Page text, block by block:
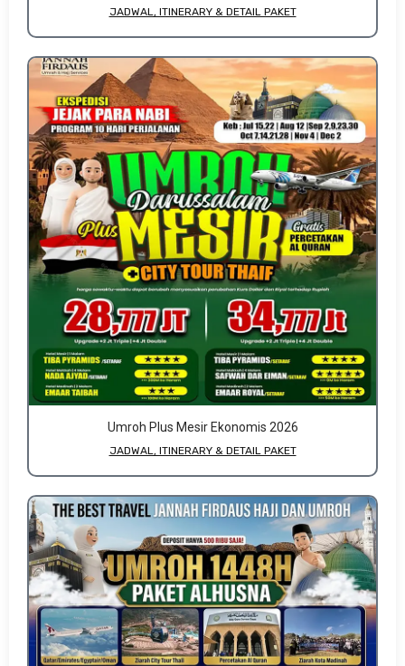
JADWAL, ITINERARY & DETAIL PAKET
Umroh Plus Mesir Ekonomis 2026
JADWAL, ITINERARY & DETAIL PAKET